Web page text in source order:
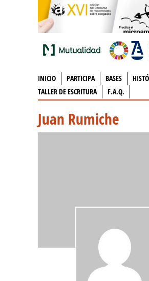
INICIO PARTICIPA BASES
TALLER DE ESCRITURA
F.A.Q.
Juan Rumiche